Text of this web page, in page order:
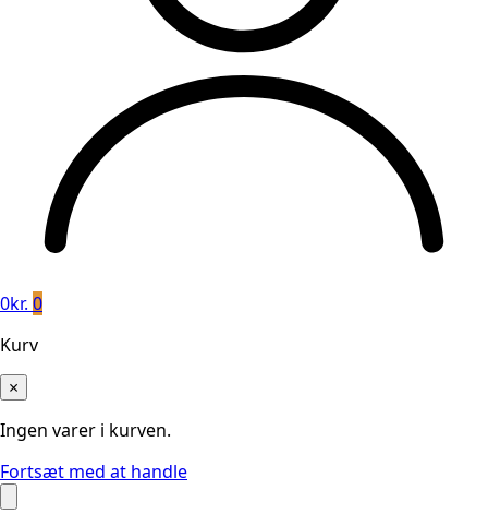
0kr. 0
Kurv
×
Ingen varer i kurven.
Fortsæt med at handle